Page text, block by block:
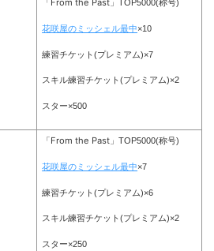
「From the Past」TOP5000(称号)
花咲屋のミッシェル最中×10
練習チケット(プレミアム)×7
スキル練習チケット(プレミアム)×2
スター×500
「From the Past」TOP5000(称号)
花咲屋のミッシェル最中×7
練習チケット(プレミアム)×6
スキル練習チケット(プレミアム)×2
スター×250